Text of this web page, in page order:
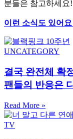
분들은 참고하세요!
이런 소식도 있어요
UNCATEGORY
결국 완전체 확
팬들의 반응은
Read More »
TV